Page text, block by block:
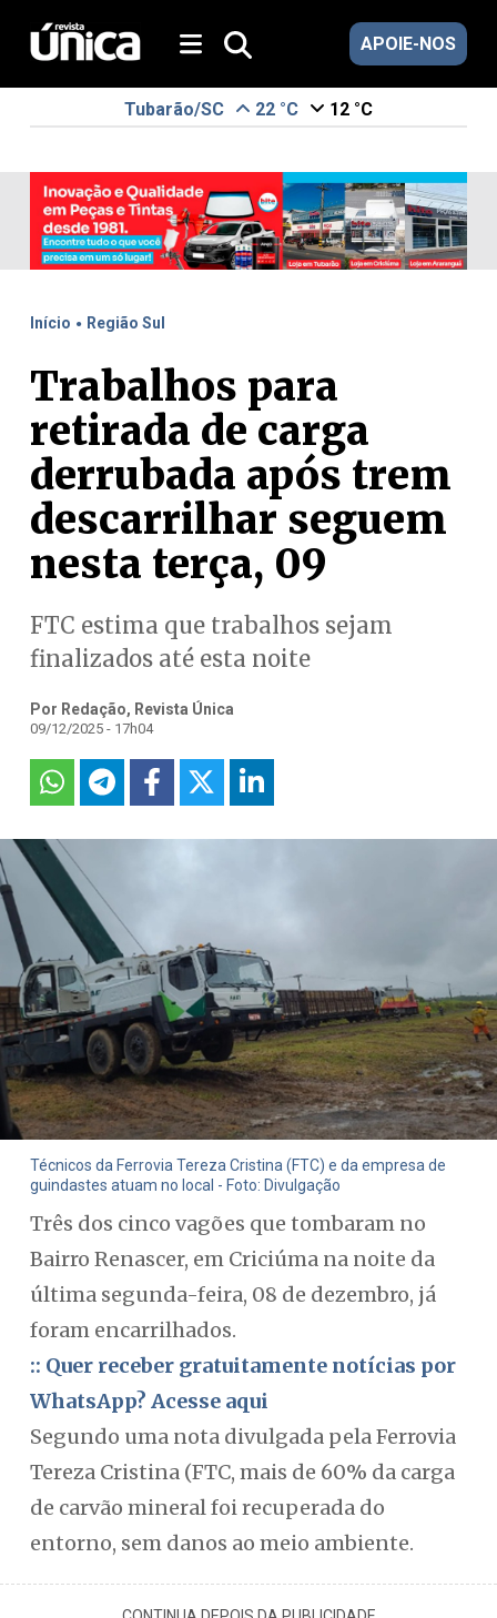
APOIE-NOS
Tubarão/SC 22 °C 12 °C
Início . Região Sul
Trabalhos para
retirada de carga
derrubada após trem
descarrilhar seguem
nesta terça, 09
FTC estima que trabalhos sejam
finalizados até esta noite
Por Redação, Revista Única
09/12/2025 - 17h04
Técnicos da Ferrovia Tereza Cristina (FTC) e da empresa de
guindastes atuam no local - Foto: Divulgação
Três dos cinco vagões que tombaram no
Bairro Renascer, em Criciúma na noite da
última segunda-feira, 08 de dezembro, já
foram encarrilhados.
:: Quer receber gratuitamente notícias por
WhatsApp? Acesse aqui
Segundo uma nota divulgada pela Ferrovia
Tereza Cristina (FTC, mais de 60% da carga
de carvão mineral foi recuperada do
entorno, sem danos ao meio ambiente.